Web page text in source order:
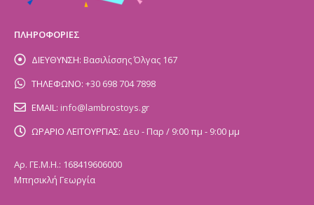
ΠΛΗΡΟΦΟΡΙΕΣ
ΔΙΕΥΘΥΝΣΗ: Βασιλίσσης Όλγας 167
ΤΗΛΕΦΩΝΟ: +30 698 704 7898
EMAIL: info@lambrostoys.gr
ΩΡΑΡΙΟ ΛΕΙΤΟΥΡΓΙΑΣ: Δευ - Παρ / 9:00 πμ - 9:00 μμ
Αρ. ΓΕ.Μ.Η.: 168419606000
Μπησικλή Γεωργία